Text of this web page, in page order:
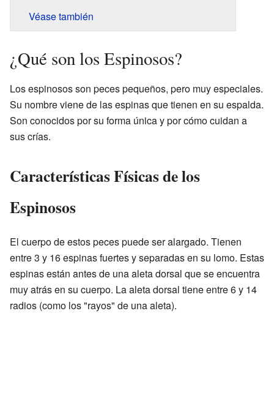
Véase también
¿Qué son los Espinosos?
Los espinosos son peces pequeños, pero muy especiales.
Su nombre viene de las espinas que tienen en su espalda.
Son conocidos por su forma única y por cómo cuidan a
sus crías.
Características Físicas de los
Espinosos
El cuerpo de estos peces puede ser alargado. Tienen
entre 3 y 16 espinas fuertes y separadas en su lomo. Estas
espinas están antes de una aleta dorsal que se encuentra
muy atrás en su cuerpo. La aleta dorsal tiene entre 6 y 14
radios (como los "rayos" de una aleta).